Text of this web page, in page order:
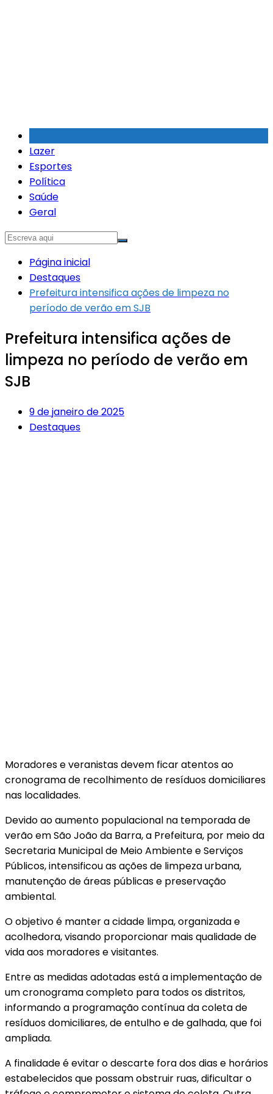
Lazer
Esportes
Política
Saúde
Geral
Página inicial
Destaques
Prefeitura intensifica ações de limpeza no
período de verão em SJB
Prefeitura intensifica ações de
limpeza no período de verão em
SJB
9 de janeiro de 2025
Destaques
Moradores e veranistas devem ficar atentos ao
cronograma de recolhimento de resíduos domiciliares
nas localidades.
Devido ao aumento populacional na temporada de
verão em São João da Barra, a Prefeitura, por meio da
Secretaria Municipal de Meio Ambiente e Serviços
Públicos, intensificou as ações de limpeza urbana,
manutenção de áreas públicas e preservação
ambiental.
O objetivo é manter a cidade limpa, organizada e
acolhedora, visando proporcionar mais qualidade de
vida aos moradores e visitantes.
Entre as medidas adotadas está a implementação de
um cronograma completo para todos os distritos,
informando a programação contínua da coleta de
resíduos domiciliares, de entulho e de galhada, que foi
ampliada.
A finalidade é evitar o descarte fora dos dias e horários
estabelecidos que possam obstruir ruas, dificultar o